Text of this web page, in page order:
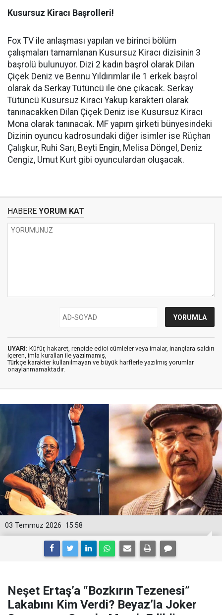
Kusursuz Kiracı Başrolleri!
Fox TV ile anlaşması yapılan ve birinci bölüm
çalışmaları tamamlanan Kusursuz Kiracı dizisinin 3
başrolü bulunuyor. Dizi 2 kadın başrol olarak Dilan
Çiçek Deniz ve Bennu Yıldırımlar ile 1 erkek başrol
olarak da Serkay Tütüncü ile öne çıkacak. Serkay
Tütüncü Kusursuz Kiracı Yakup karakteri olarak
tanınacakken Dilan Çiçek Deniz ise Kusursuz Kiracı
Mona olarak tanınacak. MF yapım şirketi bünyesindeki
Dizinin oyuncu kadrosundaki diğer isimler ise Rüçhan
Çalışkur, Ruhi Sarı, Beyti Engin, Melisa Döngel, Deniz
Cengiz, Umut Kurt gibi oyunculardan oluşacak.
HABERE YORUM KAT
UYARI: Küfür, hakaret, rencide edici cümleler veya imalar, inançlara saldırı
içeren, imla kuralları ile yazılmamış,
Türkçe karakter kullanılmayan ve büyük harflerle yazılmış yorumlar
onaylanmamaktadır.
15:58
03 Temmuz 2026
Neşet Ertaş’a “Bozkırın Tezenesi”
Lakabını Kim Verdi? Beyaz’la Joker